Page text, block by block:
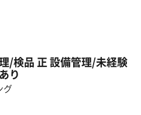
/検品 正 設備管理/未経験
り
グ